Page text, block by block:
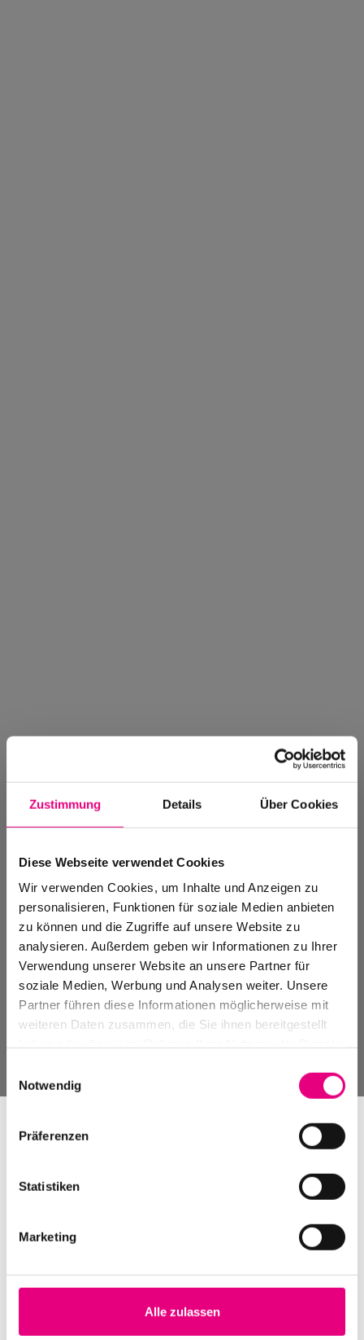
Zustimmung Details Über Cookies
Diese Webseite verwendet Cookies
Wir verwenden Cookies, um Inhalte und Anzeigen zu
personalisieren, Funktionen für soziale Medien anbieten
zu können und die Zugriffe auf unsere Website zu
analysieren. Außerdem geben wir Informationen zu Ihrer
Verwendung unserer Website an unsere Partner für
soziale Medien, Werbung und Analysen weiter. Unsere
Partner führen diese Informationen möglicherweise mit
weiteren Daten zusammen, die Sie ihnen bereitgestellt
Notwendig
Präferenzen
Statistiken
Marketing
Alle zulassen
Events Archive
Past events, festivals, and venues
Nightmares on Wax